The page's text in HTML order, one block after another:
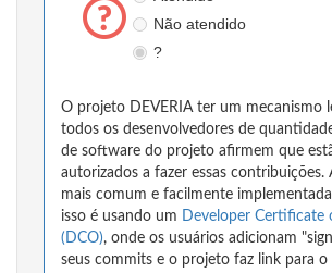
Não atendido
?
O projeto DEVERIA ter um mecanismo
todos os desenvolvedores de
de software do projeto afirmem que
autorizados a fazer essas contribuições.
mais comum e facilmente
isso é usando um Developer Certificate
(DCO), onde os usuários adicionam
seus commits e o projeto faz link para o